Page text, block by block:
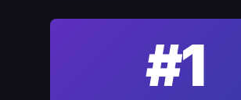
#1